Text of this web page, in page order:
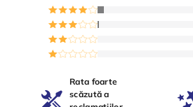
Rata foarte
scăzută a